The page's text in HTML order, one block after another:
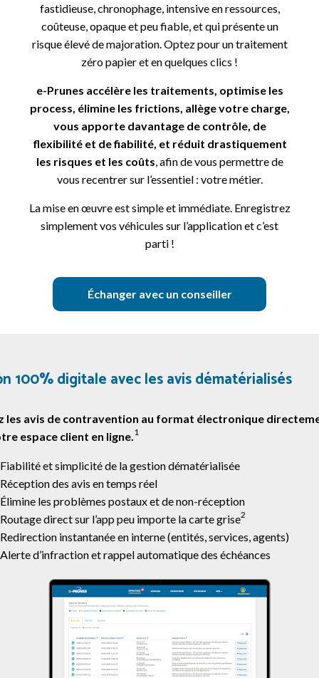
fastidieuse, chronophage, intensive en ressources,
coûteuse, opaque et peu fiable, et qui présente un
risque élevé de majoration. Optez pour un traitement
zéro papier et en quelques clics !
e-Prunes accélère les traitements, optimise les
process, élimine les frictions, allège votre charge,
vous apporte davantage de contrôle, de
flexibilité et de fiabilité, et réduit drastiquement
les risques et les coûts , afin de vous permettre de
vous recentrer sur l’essentiel : votre métier.
La mise en œuvre est simple et immédiate. Enregistrez
simplement vos véhicules sur l’application et c’est
parti !
Échanger avec un conseiller
100% digitale avec les avis dématérialisés
les avis de contravention au format électronique
espace client en ligne. 1
Fiabilité et simplicité de la gestion dématérialisée
Réception des avis en temps réel
Élimine les problèmes postaux et de non-réception
Routage direct sur l’app peu importe la carte grise2
Redirection instantanée en interne (entités, services, agents)
Alerte d’infraction et rappel automatique des échéances